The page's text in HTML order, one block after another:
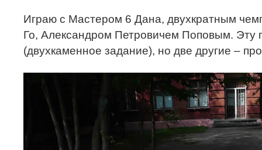
Играю с Мастером 6 Дана, двухкратным
Го, Александром Петровичем Поповым. Эту
(двухкаменное задание), но две другие –